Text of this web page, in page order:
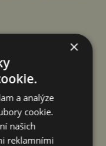
pomocí oficiální
si vystavovatele,
ještě před
návštěvníky je
2026
×
a analýze
cookie.
našich
reklamními